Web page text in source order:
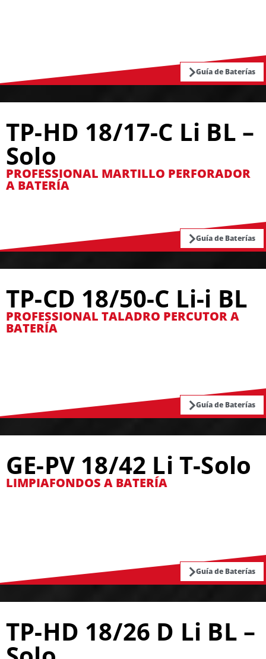
Guía de Baterías
TP-HD 18/17-C Li BL –
Solo
PROFESSIONAL MARTILLO PERFORADOR
A BATERÍA
Guía de Baterías
TP-CD 18/50-C Li-i BL
PROFESSIONAL TALADRO PERCUTOR A
BATERÍA
Guía de Baterías
GE-PV 18/42 Li T-Solo
LIMPIAFONDOS A BATERÍA
Guía de Baterías
TP-HD 18/26 D Li BL –